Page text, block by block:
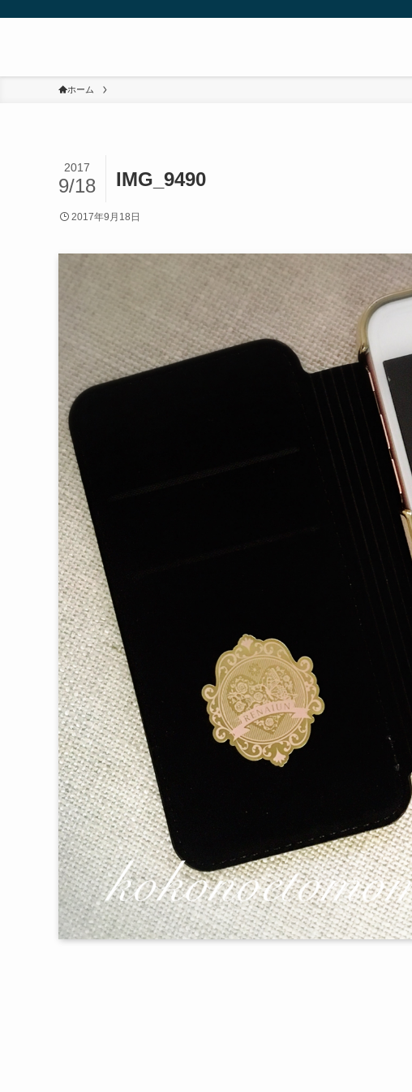
ホーム
IMG_9490
2017
9/18
2017年9月18日